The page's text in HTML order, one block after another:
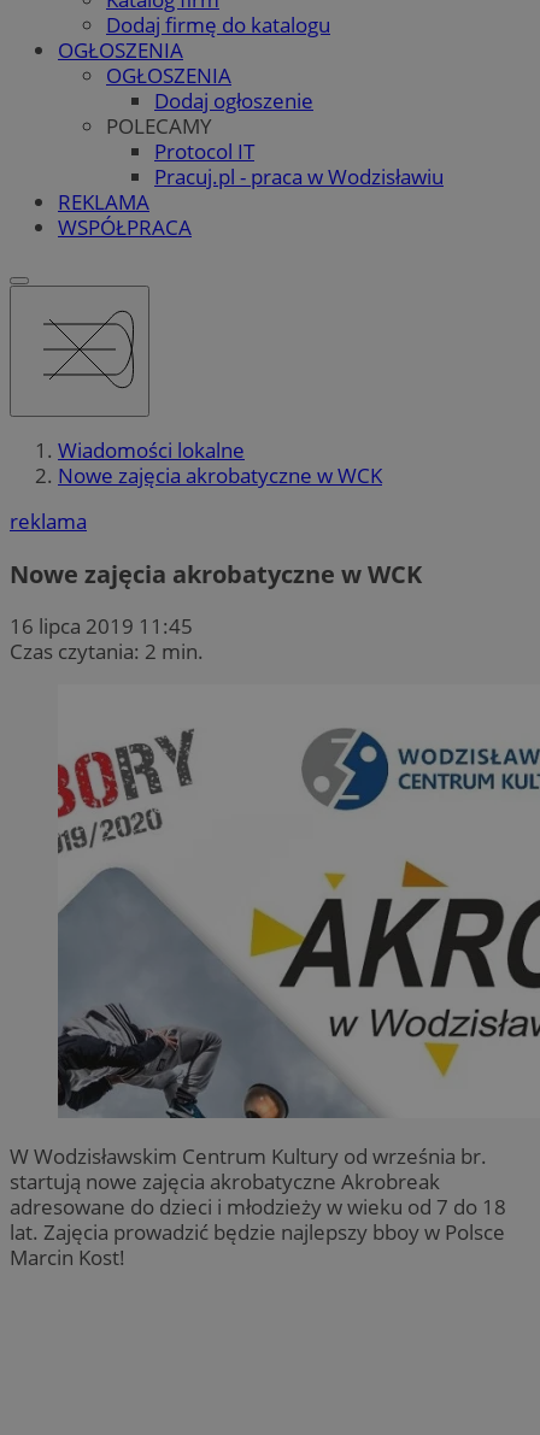
Dodaj firmę do katalogu
OGŁOSZENIA
OGŁOSZENIA
Dodaj ogłoszenie
POLECAMY
Protocol IT
Pracuj.pl - praca w Wodzisławiu
REKLAMA
WSPÓŁPRACA
Wiadomości lokalne
Nowe zajęcia akrobatyczne w WCK
reklama
Nowe zajęcia akrobatyczne w WCK
16 lipca 2019 11:45
Czas czytania: 2 min.
W Wodzisławskim Centrum Kultury od września br.
startują nowe zajęcia akrobatyczne Akrobreak
adresowane do dzieci i młodzieży w wieku od 7 do 18
lat. Zajęcia prowadzić będzie najlepszy bboy w Polsce
Marcin Kost!